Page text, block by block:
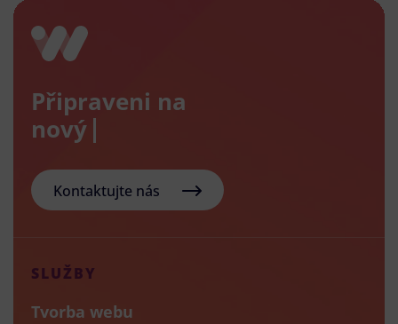
Připraveni na
nový e-sho
Kontaktujte nás
SLUŽBY
Tvorba webu